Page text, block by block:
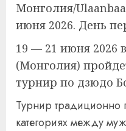
Монголия/
июня 2026. День
19 — 21 июня 2026
(Монголия)
турнир по дзюдо
Турнир традиционно
категориях между